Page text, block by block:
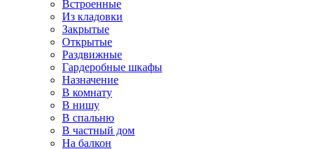
Встроенные
Из кладовки
Закрытые
Открытые
Раздвижные
Гардеробные шкафы
Назначение
В комнату
В нишу
В спальню
В частный дом
На балкон